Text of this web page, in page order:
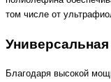
том числе от
Благодаря высокой